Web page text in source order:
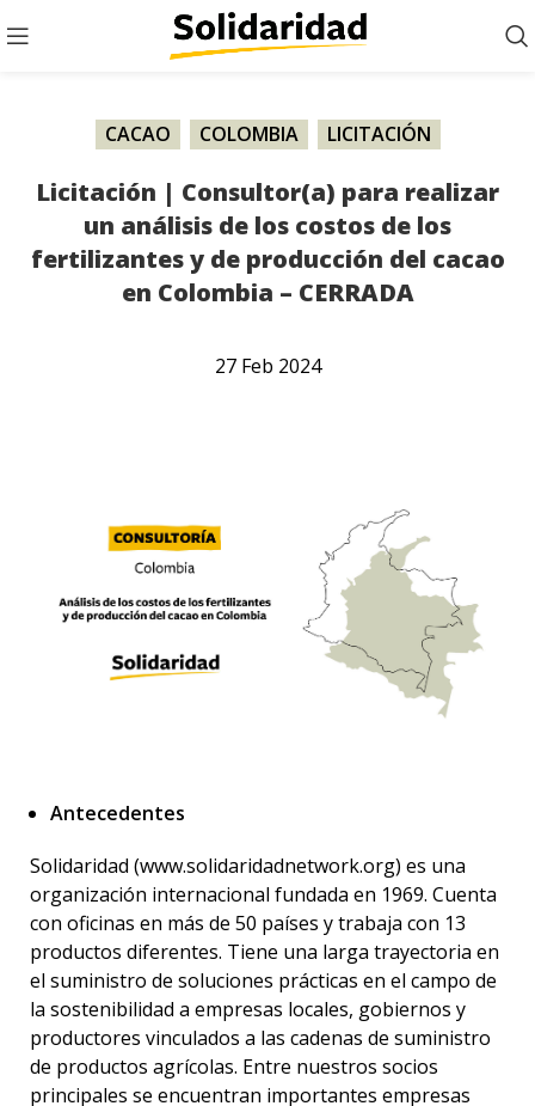
CACAO COLOMBIA LICITACIÓN
Licitación | Consultor(a) para realizar
un análisis de los costos de los
fertilizantes y de producción del cacao
en Colombia – CERRADA
27 Feb 2024
Antecedentes
Solidaridad (www.solidaridadnetwork.org) es una
organización internacional fundada en 1969. Cuenta
con oficinas en más de 50 países y trabaja con 13
productos diferentes. Tiene una larga trayectoria en
el suministro de soluciones prácticas en el campo de
la sostenibilidad a empresas locales, gobiernos y
productores vinculados a las cadenas de suministro
de productos agrícolas. Entre nuestros socios
principales se encuentran importantes empresas